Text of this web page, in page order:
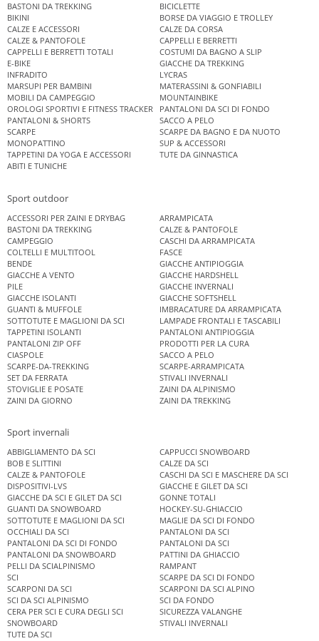
BASTONI DA TREKKING
BICICLETTE
BIKINI
BORSE DA VIAGGIO E TROLLEY
CALZE E ACCESSORI
CALZE DA CORSA
CALZE & PANTOFOLE
CAPPELLI E BERRETTI
CAPPELLI E BERRETTI TOTALI
COSTUMI DA BAGNO A SLIP
E-BIKE
GIACCHE DA TREKKING
INFRADITO
LYCRAS
MARSUPI PER BAMBINI
MATERASSINI & GONFIABILI
MOBILI DA CAMPEGGIO
MOUNTAINBIKE
OROLOGI SPORTIVI E FITNESS TRACKER
PANTALONI DA SCI DI FONDO
PANTALONI & SHORTS
SACCO A PELO
SCARPE
SCARPE DA BAGNO E DA NUOTO
MONOPATTINO
SUP & ACCESSORI
TAPPETINI DA YOGA E ACCESSORI
TUTE DA GINNASTICA
ABITI E TUNICHE
Sport outdoor
ACCESSORI PER ZAINI E DRYBAG
ARRAMPICATA
BASTONI DA TREKKING
CALZE & PANTOFOLE
CAMPEGGIO
CASCHI DA ARRAMPICATA
COLTELLI E MULTITOOL
FASCE
BENDE
GIACCHE ANTIPIOGGIA
GIACCHE A VENTO
GIACCHE HARDSHELL
PILE
GIACCHE INVERNALI
GIACCHE ISOLANTI
GIACCHE SOFTSHELL
GUANTI & MUFFOLE
IMBRACATURE DA ARRAMPICATA
SOTTOTUTE E MAGLIONI DA SCI
LAMPADE FRONTALI E TASCABILI
TAPPETINI ISOLANTI
PANTALONI ANTIPIOGGIA
PANTALONI ZIP OFF
PRODOTTI PER LA CURA
CIASPOLE
SACCO A PELO
SCARPE-DA-TREKKING
SCARPE-ARRAMPICATA
SET DA FERRATA
STIVALI INVERNALI
STOVIGLIE E POSATE
ZAINI DA ALPINISMO
ZAINI DA GIORNO
ZAINI DA TREKKING
Sport invernali
ABBIGLIAMENTO DA SCI
CAPPUCCI SNOWBOARD
BOB E SLITTINI
CALZE DA SCI
CALZE & PANTOFOLE
CASCHI DA SCI E MASCHERE DA SCI
DISPOSITIVI-LVS
GIACCHE E GILET DA SCI
GIACCHE DA SCI E GILET DA SCI
GONNE TOTALI
GUANTI DA SNOWBOARD
HOCKEY-SU-GHIACCIO
SOTTOTUTE E MAGLIONI DA SCI
MAGLIE DA SCI DI FONDO
OCCHIALI DA SCI
PANTALONI DA SCI
PANTALONI DA SCI DI FONDO
PANTALONI DA SCI
PANTALONI DA SNOWBOARD
PATTINI DA GHIACCIO
PELLI DA SCIALPINISMO
RAMPANT
SCI
SCARPE DA SCI DI FONDO
SCARPONI DA SCI
SCARPONI DA SCI ALPINO
SCI DA SCI ALPINISMO
SCI DA FONDO
CERA PER SCI E CURA DEGLI SCI
SICUREZZA VALANGHE
SNOWBOARD
STIVALI INVERNALI
TUTE DA SCI